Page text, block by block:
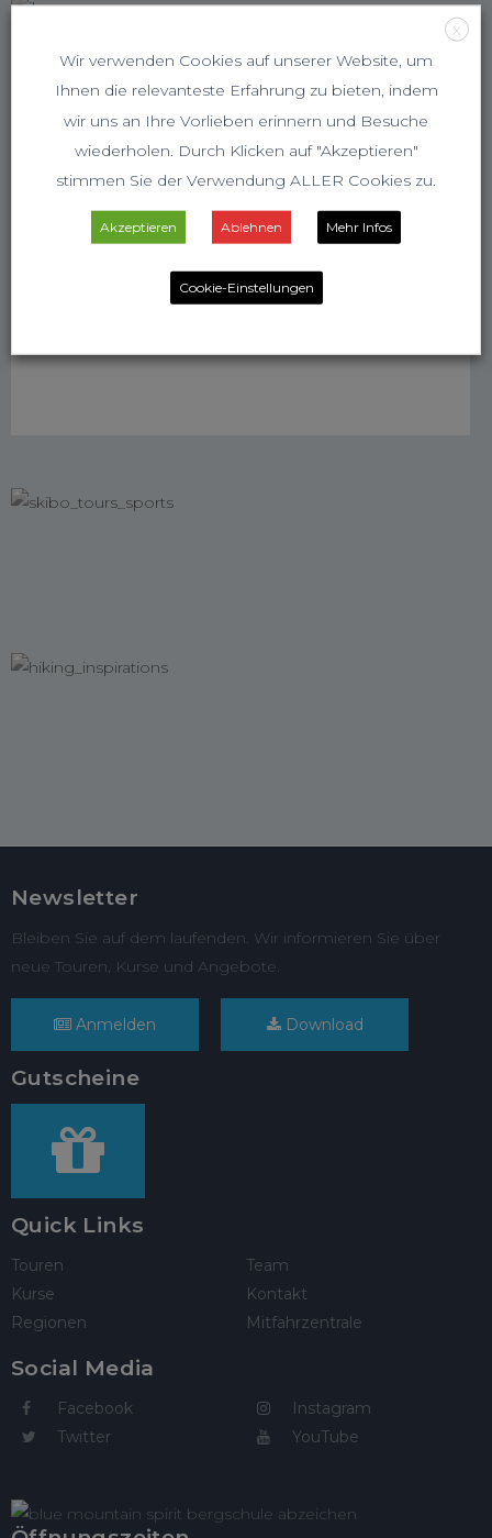
Newsletter
Bleiben Sie auf dem laufenden. Wir informieren Sie über
neue Touren, Kurse und Angebote.
Anmelden Download
Gutscheine
Quick Links
Touren
Kurse
Regionen
Team
Kontakt
Mitfahrzentrale
Social Media
Facebook
Twitter
Instagram
YouTube
X
Wir verwenden Cookies auf unserer Website, um
Ihnen die relevanteste Erfahrung zu bieten, indem
wir uns an Ihre Vorlieben erinnern und Besuche
wiederholen. Durch Klicken auf "Akzeptieren"
stimmen Sie der Verwendung ALLER Cookies zu.
Akzeptieren Ablehnen Mehr Infos
Cookie-Einstellungen